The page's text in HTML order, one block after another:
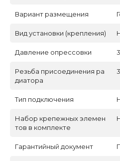
Вариант размещения
Вид установки (крепления)
Давление опрессовки
Резьба присоединения ра
диатора
Тип подключения
Набор крепежных элемен
тов в комплекте
Гарантийный документ